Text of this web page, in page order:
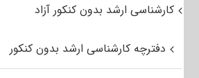
کارشناسی ارشد بدون کنکور آزاد
دفترچه کارشناسی ارشد بدون کنکور